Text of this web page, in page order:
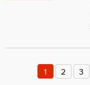
prispevkov
1 2 3